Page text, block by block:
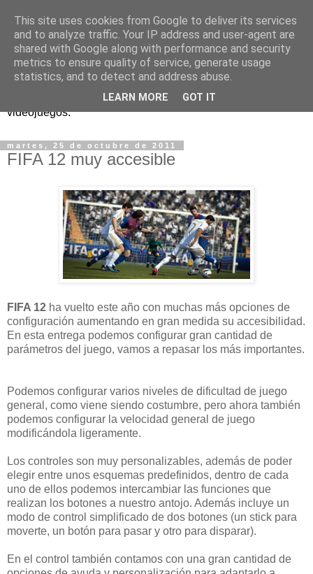
Análisis, noticias y eventos sobre accesibilidad en
videojuegos.
martes, 25 de octubre de 2011
FIFA 12 muy accesible
FIFA 12 ha vuelto este año con muchas más opciones de
configuración aumentando en gran medida su accesibilidad.
En esta entrega podemos configurar gran cantidad de
parámetros del juego, vamos a repasar los más importantes.
Podemos configurar varios niveles de dificultad de juego
general, como viene siendo costumbre, pero ahora también
podemos configurar la velocidad general de juego
modificándola ligeramente.
Los controles son muy personalizables, además de poder
elegir entre unos esquemas predefinidos, dentro de cada
uno de ellos podemos intercambiar las funciones que
realizan los botones a nuestro antojo. Además incluye un
modo de control simplificado de dos botones (un stick para
moverte, un botón para pasar y otro para disparar).
En el control también contamos con una gran cantidad de
This site uses cookies from Google to deliver its services
and to analyze traffic. Your IP address and user-agent are
shared with Google along with performance and security
metrics to ensure quality of service, generate usage
statistics, and to detect and address abuse.
LEARN MORE GOT IT